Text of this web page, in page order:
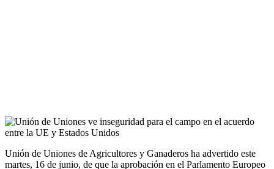
Unión de Uniones de Agricultores y Ganaderos ha advertido este
martes, 16 de junio, de que la aprobación en el Parlamento Europeo